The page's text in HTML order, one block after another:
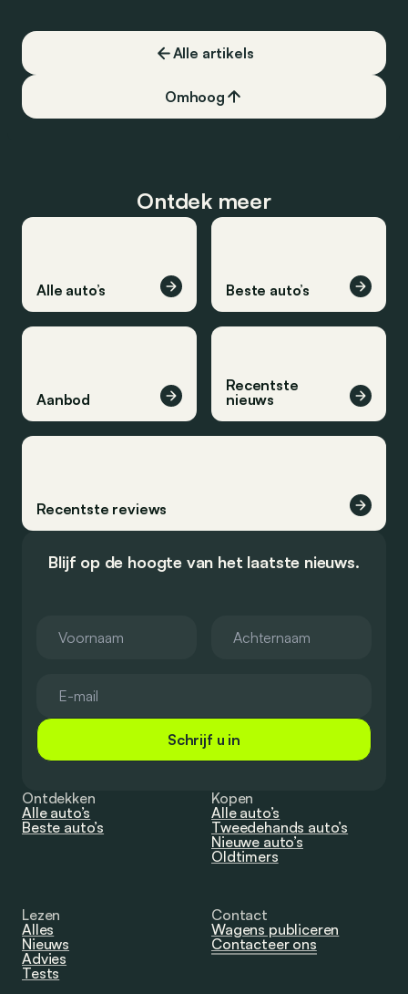
Alle artikels
Omhoog
Ontdek meer
Alle auto’s Beste auto’s
Aanbod
Recentste
nieuws
Recentste reviews
Blijf op de hoogte van het laatste nieuws.
Schrijf u in
Ontdekken
Alle auto’s
Beste auto’s
Kopen
Alle auto’s
Tweedehands auto’s
Nieuwe auto’s
Oldtimers
Lezen
Alles
Nieuws
Advies
Tests
Contact
Wagens publiceren
Contacteer ons